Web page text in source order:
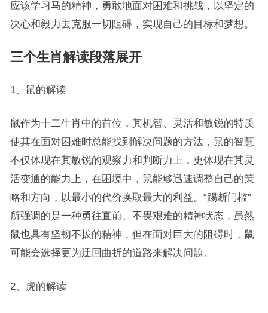
应该学习马的精神，勇敢地面对困难和挑战，以坚定的
决心和毅力去克服一切阻碍，实现自己的目标和梦想。
三个生肖解读段落展开
1、鼠的解读
鼠作为十二生肖中的首位，其机智、灵活和敏锐的特质
使其在面对困难时总能找到解决问题的方法，鼠的智慧
不仅体现在其敏锐的观察力和判断力上，更体现在其灵
活变通的能力上，在困境中，鼠能够迅速调整自己的策
略和方向，以最小的代价换取最大的利益。“踢断门槛”
所强调的是一种勇往直前、不畏艰难的精神状态，虽然
鼠也具有坚韧不拔的精神，但在面对巨大的阻碍时，鼠
可能会选择更为迂回曲折的道路来解决问题。
2、虎的解读